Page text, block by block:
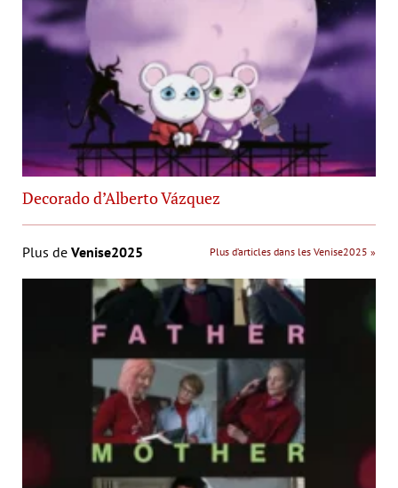
Decorado d’Alberto Vázquez
Plus de Venise2025 Plus d’articles dans les Venise2025 »